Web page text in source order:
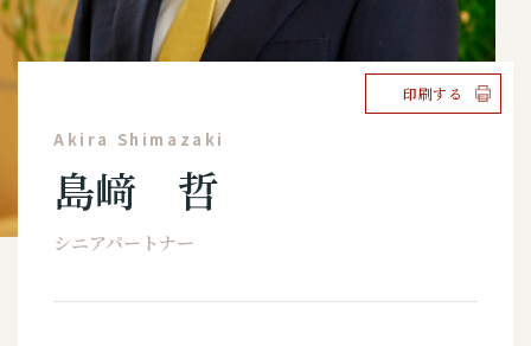
印刷する
Akira Shimazaki
島﨑 哲
シニアパートナー